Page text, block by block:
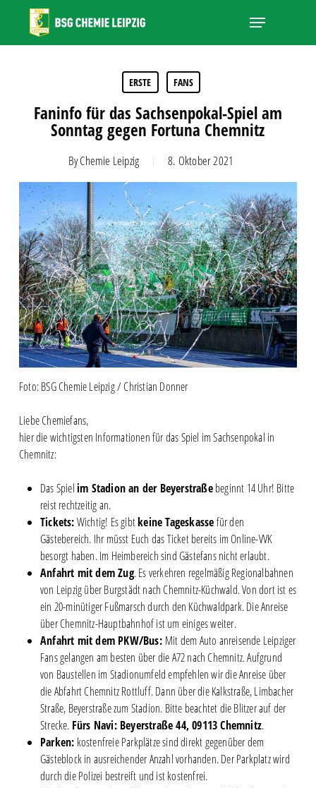
main
Menu
ERSTE FANS
Faninfo für das Sachsenpokal-Spiel am
Sonntag gegen Fortuna Chemnitz
ByChemie Leipzig 8. Oktober 2021
Foto: BSG Chemie Leipzig / Christian Donner
Liebe Chemiefans,
hier die wichtigsten Informationen für das Spiel im Sachsenpokal in
Chemnitz:
Das Spielim Stadion an der Beyerstraßebeginnt 14 Uhr! Bitte
reist rechtzeitig an.
Tickets:Wichtig! Es gibtkeine Tageskassefür den
Gästebereich. Ihr müsst Euch das Ticket bereits im Online-VVK
besorgt haben. Im Heimbereich sind Gästefans nicht erlaubt.
Anfahrt mit dem Zug. Es verkehren regelmäßig Regionalbahnen
von Leipzig über Burgstädt nach Chemnitz-Küchwald. Von dort ist es
ein 20-minütiger Fußmarsch durch den Küchwaldpark. Die Anreise
über Chemnitz-Hauptbahnhof ist um einiges weiter.
Anfahrt mit dem PKW/Bus: Mit dem Auto anreisende Leipziger
Fans gelangen am besten über die A72 nach Chemnitz. Aufgrund
von Baustellen im Stadionumfeld empfehlen wir die Anreise über
die Abfahrt Chemnitz Rottluff. Dann über die Kalkstraße, Limbacher
Straße, Beyerstraße zum Stadion. Bitte beachtet die Blitzer auf der
Strecke. Fürs Navi: Beyerstraße 44, 09113 Chemnitz.
Parken: kostenfreie Parkplätze sind direkt gegenüber dem
Gästeblock in ausreichender Anzahl vorhanden. Der Parkplatz wird
durch die Polizei bestreift und ist kostenfrei.
Close